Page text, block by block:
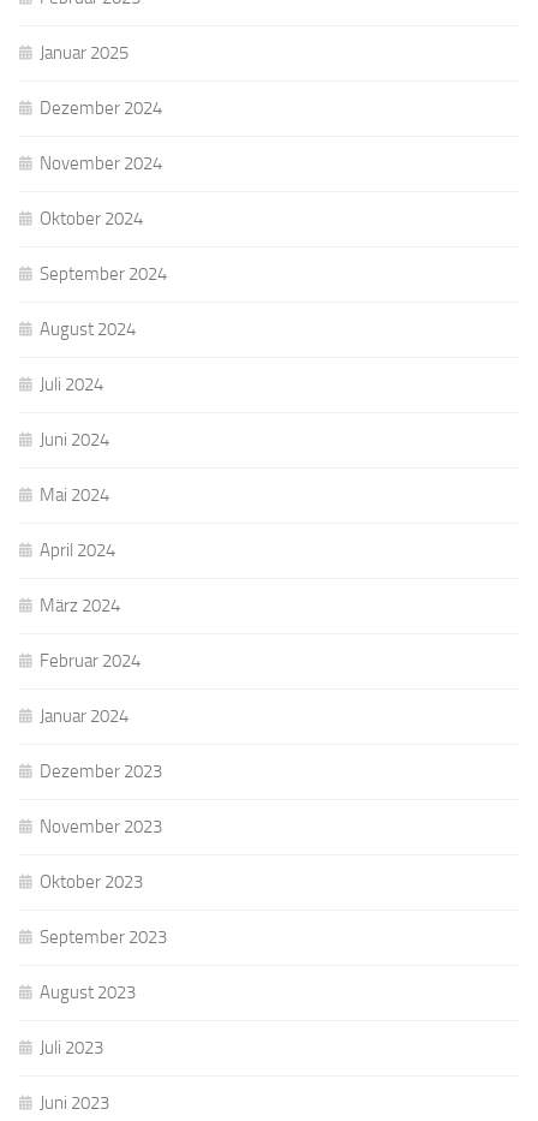
Januar 2025
Dezember 2024
November 2024
Oktober 2024
September 2024
August 2024
Juli 2024
Juni 2024
Mai 2024
April 2024
März 2024
Februar 2024
Januar 2024
Dezember 2023
November 2023
Oktober 2023
September 2023
August 2023
Juli 2023
Juni 2023